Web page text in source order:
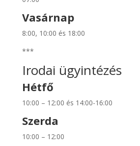
Vasárnap
8:00, 10:00 és 18:00
***
Irodai ügyintézés
Hétfő
10:00 – 12:00 és 14:00-16:00
Szerda
10:00 – 12:00